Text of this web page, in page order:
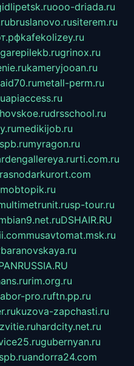
ooo-driada.ru
bruslanovo.rusiterem.ru
kafekolizey.ru
grinox.ru
kameryjooan.ru
aid70.rumetall-perm.ru
apiaccess.ru
drsschool.ru
medikijob.ru
myragon.ru
rti.com.ru
mobtopik.ru
sp-tour.ru
DSHAIR.RU
musavtomat.msk.ru
rim.org.ru
pro.ruftn.pp.ru
kuzova-zapchasti.ru
hardcity.net.ru
gubernyan.ru
andorra24.com